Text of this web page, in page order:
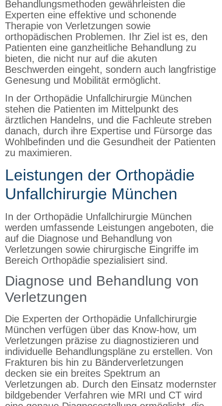
Behandlungsmethoden gewährleisten die
Experten eine effektive und schonende
Therapie von Verletzungen sowie
orthopädischen Problemen. Ihr Ziel ist es, den
Patienten eine ganzheitliche Behandlung zu
bieten, die nicht nur auf die akuten
Beschwerden eingeht, sondern auch langfristige
Genesung und Mobilität ermöglicht.
In der Orthopädie Unfallchirurgie München
stehen die Patienten im Mittelpunkt des
ärztlichen Handelns, und die Fachleute streben
danach, durch ihre Expertise und Fürsorge das
Wohlbefinden und die Gesundheit der Patienten
zu maximieren.
Leistungen der Orthopädie
Unfallchirurgie München
In der Orthopädie Unfallchirurgie München
werden umfassende Leistungen angeboten, die
auf die Diagnose und Behandlung von
Verletzungen sowie chirurgische Eingriffe im
Bereich Orthopädie spezialisiert sind.
Diagnose und Behandlung von
Verletzungen
Die Experten der Orthopädie Unfallchirurgie
München verfügen über das Know-how, um
Verletzungen präzise zu diagnostizieren und
individuelle Behandlungspläne zu erstellen. Von
Frakturen bis hin zu Bänderverletzungen
decken sie ein breites Spektrum an
Verletzungen ab. Durch den Einsatz modernster
bildgebender Verfahren wie MRI und CT wird